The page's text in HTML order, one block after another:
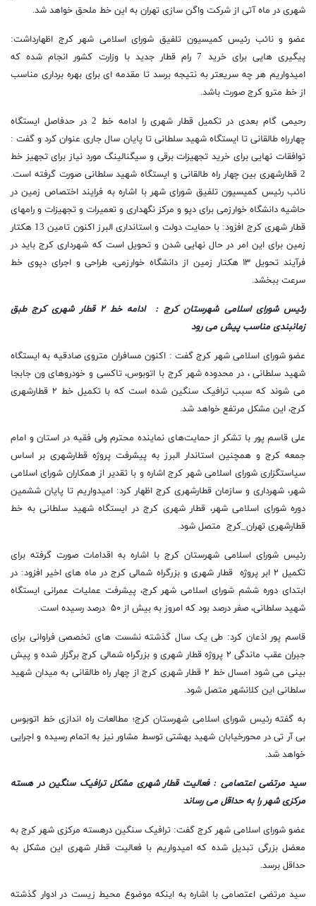
شهری در ماه آتی از شرکت واگن سازی تهران به این خط ملحق خواهد شد.
عضو و نائب رئیس کمیسیون تلفیق شورای اسلامی شهر کرج اظهارداشت:
پیگیری هایی برای خرید 7 رام قطار جدید با وزارت کشور انجام شده که
امیدواریم هر چه سریعتر به نتیجه برسد تا مقدمه ای برای بهره برداری مناسب
از خط مترو کرج صورت باشد.
رحیمی گام بعدی در تکمیل قطار شهری را ادامه خط 2 در حدفاصل ایستگاه
چهارراه طالقانی تا ایستگاه شهید سلطانی تا پایان سال جاری عنوان کرد و گفت :
توافقات نهایی برای خرید تجهیزات برقی و سیگنالینگ مورد نیاز برای تجهیز خط
2 قطارشهری بین چهار راه طالقانی و ایستگاه شهید سلطانی صورت گرفته است.
نائب رئیس کمیسیون تلفیق شورای شهر با اشاره به فرایند اختصاص زمین در
حاشیه دانشگاه خوارزمی برای دپو و مرکز نگهداری و تعمیرات و تجهیزات و رامهای
قطار شهری کرج افزود: با حمایت دولت و استانداری البرز اکنون تامین 13 هکتار
زمین برای این امر در حال نهایی شدن و تحویل است که شهرداری کرج باید در
فرآیند تحویل ۱۳ هکتار زمین از دانشگاه خوارزمی، طراحی و اجرای دپوی خط
سرعت ببخشد.
رئیس شورای اسلامی شهرستان کرج : ادامه خط ۲ قطار شهری کرج طبق
زمانبندی مناسب پیش می رود
عضو شورای اسلامی شهر کرج گفت : اکنون مسافران متروی صادقیه به ایستگاه
شهید سلطانی ، در محدوده شهر کرج با اتوبوس، تاکسی و خودروهای ون جابجا
می شوند که سبب ترافیک سنگین شده است که با تکمیل خط ۲ قطارشهری
کرج، این مشکل مرتفع خواهد شد.
علی قاسم پور با تشکر از حمایت‌های نماینده محترم ولی فقیه در استان و امام
جمعه کرج و همچنین استاندار البرز به پیشرفت پروژه قطارشهری بر اساس
سیاستگزاری شورای اسلامی شهر کرج اشاره و با تقدیر از همکاران شورای اسلامی
شهر، شهرداری و سازمان قطارشهری کرج اظهار کرد: امیدواریم تا پایان ششمین
دوره شورای اسلامی شهر، قطار شهری کرج در ایستگاه شهید سلطانی به خط
قطارشهری تهران_کرج متصل شود.
رئیس شورای اسلامی شهرستان کرج با اشاره به اقدامات صورت گرفته برای
تکمیل ۲ ابر پروژه قطار شهری و بزرگراه شمالی کرج در ماه های اخیر افزود: در
ابتدای دوره ششم شورای اسلامی شهر کرج، پیشرفت عملیات عمرانی ایستگاه
شهید سلطانی، صفر درصد بود که امروز به بیش از ۵۰ درصد رسیده است.
قاسم پور اذعان کرد: طی یک سال گذشته نشست های تخصصی فراوانی برای
جبران عقب ماندگی ۲ پروژه قطار شهری و بزرگراه شمالی کرج برگزار شده و پیش
بینی می شود امسال خط ۲ قطار شهری کرج از چهار راه طالقانی به میدان شهید
سلطانی این کلانشهر متصل شود.
به گفته رئیس شورای اسلامی شهرستان کرج؛ مطالعات راه اندازی خط اتوبوس
بی آر تی در محورخیابان شهید بهشتی توسط مشاور نیز به اتمام رسیده و اجرایی
خواهد شد.
سید مرتضی اعتصامی : فعالیت قطار شهری مشکل ترافیک سنگین در هسته
مرکزی شهر را به حداقل می رساند
عضو شورای اسلامی شهر کرج گفت: ترافیک سنگین درهسته مرکزی شهر کرج به
معضل بزرگی تبدیل شده که امیدواریم با فعالیت قطار شهری این مشکل به
حداقل برسد.
سید مرتضی اعتصامی با اشاره به اینکه موضوع محیط زیست در ادوار گذشته